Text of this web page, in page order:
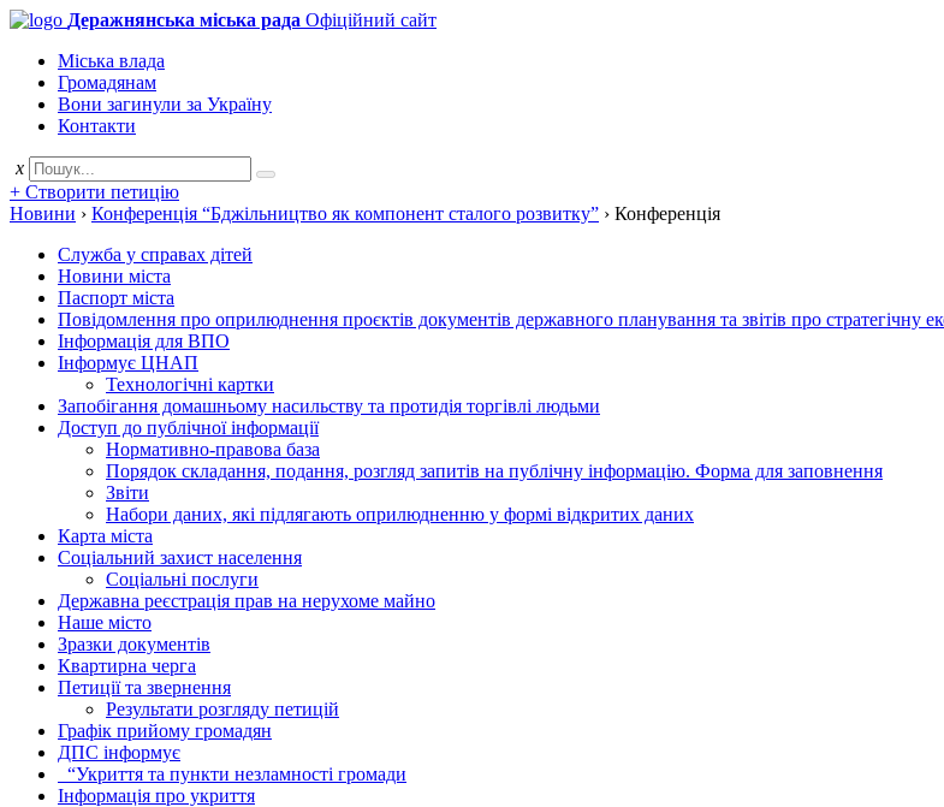
Деражнянська міська рада Офіційний сайт
Міська влада
Громадянам
Вони загинули за Україну
Контакти
x
+ Створити петицію
Новини › Конференція “Бджільництво як компонент сталого розвитку” › Конференція
Служба у справах дітей
Новини міста
Паспорт міста
Повідомлення про оприлюднення проєктів документів державного планування та звітів про стратегічну
Інформація для ВПО
Інформує ЦНАП
Технологічні картки
Запобігання домашньому насильству та протидія торгівлі людьми
Доступ до публічної інформації
Нормативно-правова база
Порядок складання, подання, розгляд запитів на публічну інформацію. Форма для заповнення
Звіти
Набори даних, які підлягають оприлюдненню у формі відкритих даних
Карта міста
Соціальний захист населення
Соціальні послуги
Державна реєстрація прав на нерухоме майно
Наше місто
Зразки документів
Квартирна черга
Петиції та звернення
Результати розгляду петицій
Графік прийому громадян
ДПС інформує
“Укриття та пункти незламності громади
Інформація про укриття